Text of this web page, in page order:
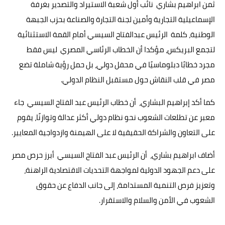
ثمن ابراهيم بشاري نائب أول شعبة الاستيراد والتصدير بغرفة
الإسماعيلية التجارية وأمين لجنة التجارة والصناعة بحزب الجبهة
الوطنية، كلمة الرئيس عبدالفتاح السيسي أمام القمة الاستثنائية
لتجمع البريكس، مؤكدا أن الخطاب الرئاسي المصري ليس فقط
مجرد خطابًا دبلوماسيًا في محفل دولي، بل حمل رؤية شاملة تضع
مصر في قلب النقاش حول مستقبل النظام الدولي.
كما أكد إبراهيم البشاري، أن خطاب الرئيس عبد الفتاح السيسي جاء
معبر عن تطلعات الشعوب نحو نظام دولي أكثر عدالة وتوازنًا، يقوم
على التعاون والشراكة الحقيقية لا على الهيمنة وازدواجية المعايير.
أضاف ابراهيم بشاري، أن الرئيس عبد الفتاح السيسي أبرز حرص مصر
على دعم الجهود الدولية لمواجهة التحديات الاقتصادية الراهنة،
وتعزيز فرص التنمية المستدامة، إلى جانب الدفاع عن حقوق
الشعوب في الأمن والسلام والاستقرار.